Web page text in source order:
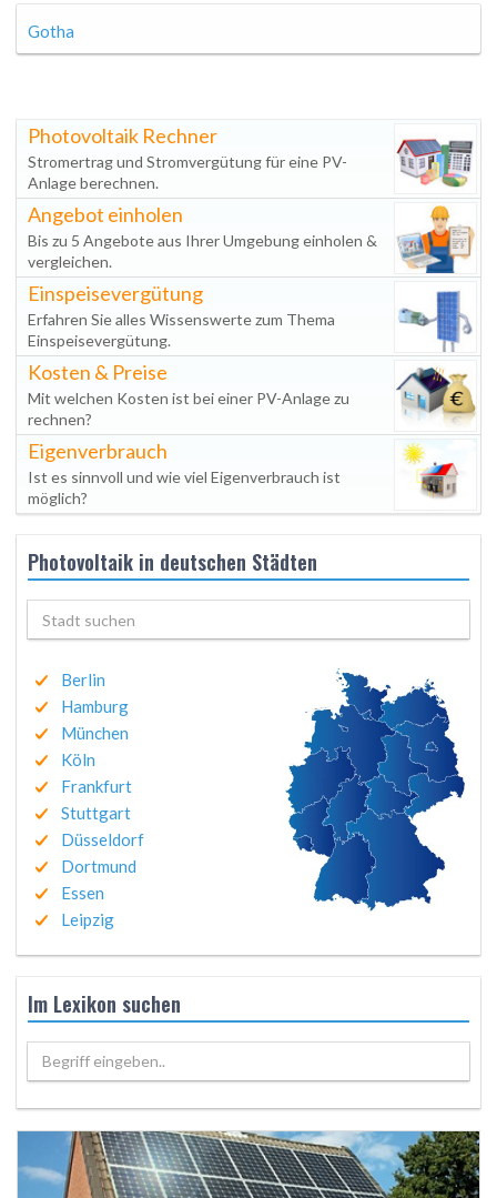
Gotha
Photovoltaik Rechner
Stromertrag und Stromvergütung für eine PV-
Anlage berechnen.
Angebot einholen
Bis zu 5 Angebote aus Ihrer Umgebung einholen &
vergleichen.
Einspeisevergütung
Erfahren Sie alles Wissenswerte zum Thema
Einspeisevergütung.
Kosten & Preise
Mit welchen Kosten ist bei einer PV-Anlage zu
rechnen?
Eigenverbrauch
Ist es sinnvoll und wie viel Eigenverbrauch ist
möglich?
Photovoltaik in deutschen Städten
Berlin
Hamburg
München
Köln
Frankfurt
Stuttgart
Düsseldorf
Dortmund
Essen
Leipzig
Im Lexikon suchen
Begriff eingeben..